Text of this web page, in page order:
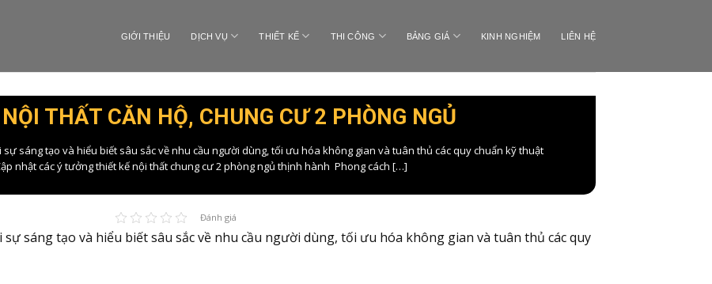
GIỚI THIỆU DỊCH VỤ THIẾT KẾ THI CÔNG BẢNG GIÁ KINH NGHIỆM LIÊN HỆ
THẤT CĂN HỘ, CHUNG CƯ 2 PHÒNG NGỦ
sáng tạo và hiểu biết sâu sắc về nhu cầu người dùng, tối ưu hóa không gian và tuân thủ các quy chuẩn kỹ thuật
nhật các ý tưởng thiết kế nội thất chung cư 2 phòng ngủ thịnh hành Phong cách […]
Đánh giá
sáng tạo và hiểu biết sâu sắc về nhu cầu người dùng, tối ưu hóa không gian và tuân thủ các quy